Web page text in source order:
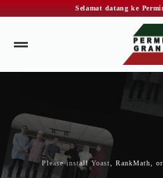
Selamat datang ke
Please install Yoast, RankMath, or